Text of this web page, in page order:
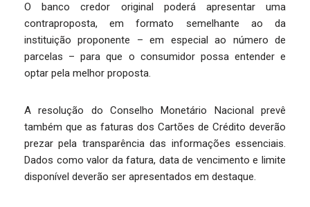
O banco credor original poderá apresentar uma
contraproposta, em formato semelhante ao da
instituição proponente – em especial ao número de
parcelas – para que o consumidor possa entender e
optar pela melhor proposta.
A resolução do Conselho Monetário Nacional prevê
também que as faturas dos Cartões de Crédito deverão
prezar pela transparência das informações essenciais.
Dados como valor da fatura, data de vencimento e limite
disponível deverão ser apresentados em destaque.